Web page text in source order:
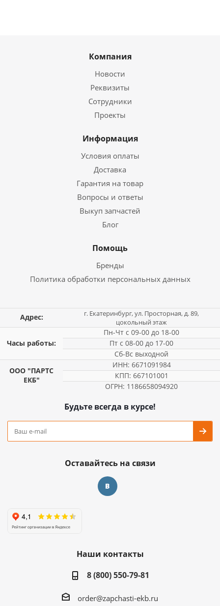
Компания
Новости
Реквизиты
Сотрудники
Проекты
Информация
Условия оплаты
Доставка
Гарантия на товар
Вопросы и ответы
Выкуп запчастей
Блог
Помощь
Бренды
Политика обработки персональных данных
Адрес:
г. Екатеринбург, ул. Просторная, д. 89,
цокольный этаж
Часы работы:
Пн-Чт с 09-00 до 18-00
Пт с 08-00 до 17-00
Сб-Вс выходной
ООО "ПАРТС
ЕКБ"
ИНН: 6671091984
КПП: 667101001
ОГРН: 1186658094920
Будьте всегда в курсе!
Оставайтесь на связи
Наши контакты
8 (800) 550-79-81
order@zapchasti-ekb.ru